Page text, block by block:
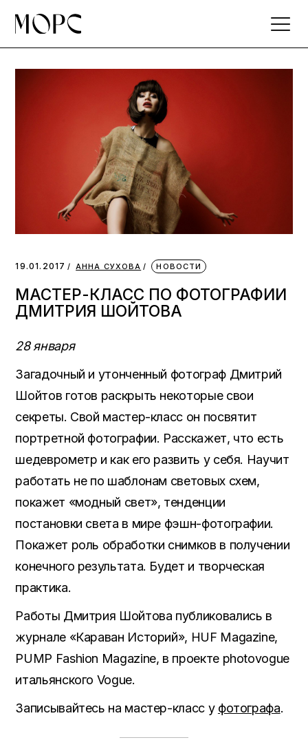
the
19.01.2017 АННА СУХОВА НОВОСТИ
МАСТЕР-КЛАСС ПО ФОТОГРАФИИ
ДМИТРИЯ ШОЙТОВА
28 января
Загадочный и утонченный фотограф Дмитрий
Шойтов готов раскрыть некоторые свои
секреты. Свой мастер-класс он посвятит
портретной фотографии. Расскажет, что есть
шедеврометр и как его развить у себя. Научит
работать не по шаблонам световых схем,
покажет «модный свет», тенденции
постановки света в мире фэшн-фотографии.
Покажет роль обработки снимков в получении
конечного результата. Будет и творческая
практика.
Работы Дмитрия Шойтова публиковались в
журнале «Караван Историй», HUF Magazine,
PUMP Fashion Magazine, в проекте photovogue
итальянского Vogue.
Записывайтесь на мастер-класс у фотографа.